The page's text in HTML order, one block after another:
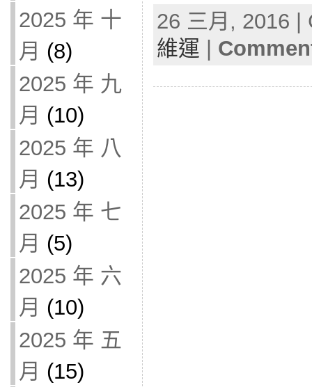
2025 年 十
月 (8)
2025 年 九
月 (10)
2025 年 八
月 (13)
2025 年 七
月 (5)
2025 年 六
月 (10)
2025 年 五
月 (15)
26 三月, 2016
維運